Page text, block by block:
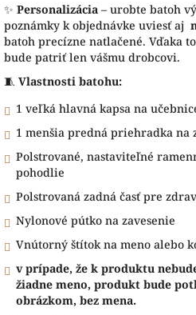
✨ Personalizácia – urobte batoh
poznámky k objednávke uviesť aj
batoh precízne natlačené. Vďaka
bude patriť len vášmu drobcovi.
🧵 Vlastnosti batohu:
1 veľká hlavná kapsa na
1 menšia predná priehradka na
Polstrované, nastaviteľné
pohodlie
Polstrovaná zadná časť pre
Nylonové pútko na zavesenie
Vnútorný štítok na meno alebo
v prípade, že k produktu
žiadne meno, produkt bude
obrázkom, bez mena.